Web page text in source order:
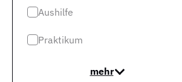
Aushilfe
Praktikum
mehr